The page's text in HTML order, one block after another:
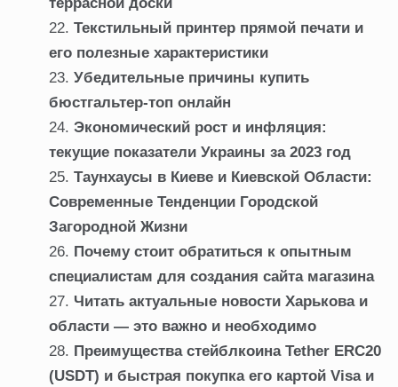
Текстильный принтер прямой печати и
его полезные характеристики
Убедительные причины купить
бюстгальтер-топ онлайн
Экономический рост и инфляция:
текущие показатели Украины за 2023 год
Таунхаусы в Киеве и Киевской Области:
Современные Тенденции Городской
Загородной Жизни
Почему стоит обратиться к опытным
специалистам для создания сайта магазина
Читать актуальные новости Харькова и
области — это важно и необходимо
Преимущества стейблкоина Tether ERC20
(USDT) и быстрая покупка его картой Visa и